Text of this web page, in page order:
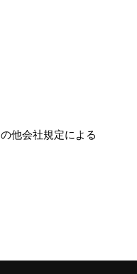
他会社規定による